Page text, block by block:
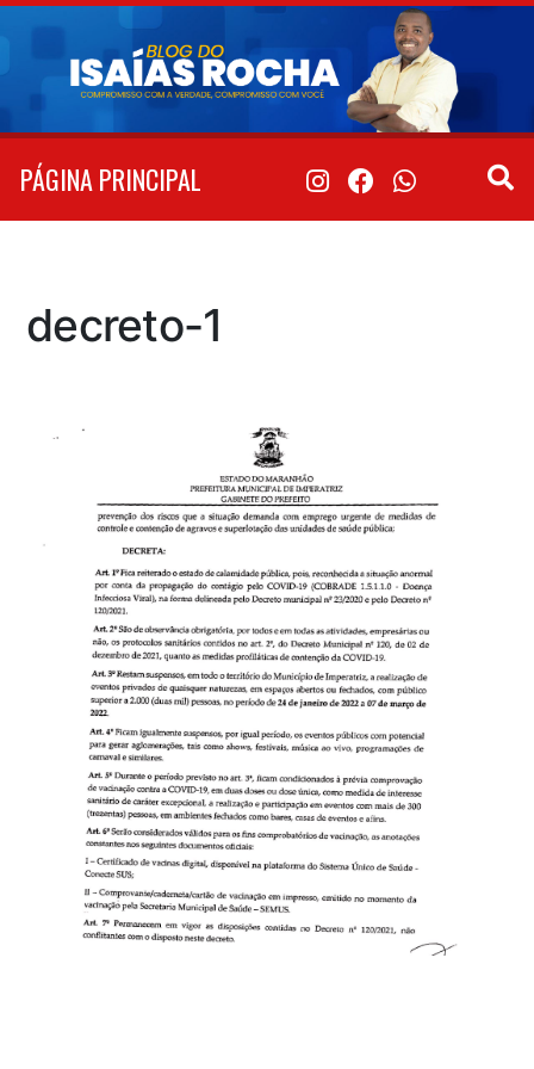
Pular
conteúdo
PÁGINA PRINCIPAL
decreto-1